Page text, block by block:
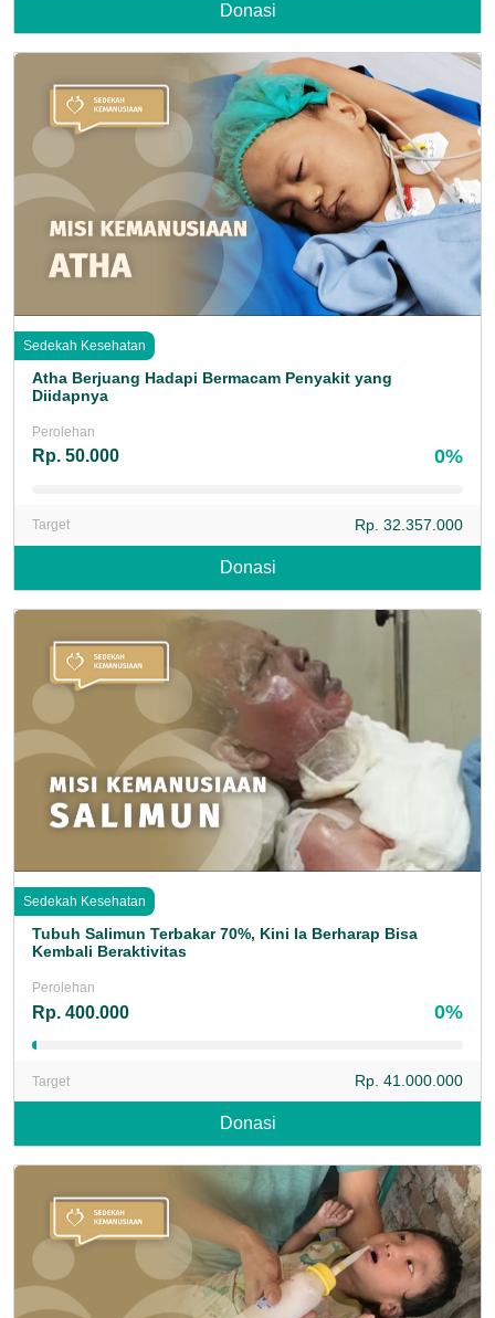
Donasi
Sedekah Kesehatan
Atha Berjuang Hadapi Bermacam Penyakit yang
Diidapnya
Perolehan
Rp. 50.000 0%
Target Rp. 32.357.000
Donasi
Sedekah Kesehatan
Tubuh Salimun Terbakar 70%, Kini Ia Berharap Bisa
Kembali Beraktivitas
Perolehan
Rp. 400.000 0%
Target Rp. 41.000.000
Donasi